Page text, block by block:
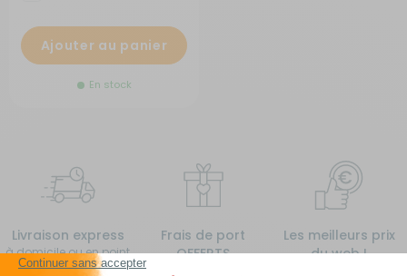
Ajouter au panier
En stock
Livraison express
à domicile ou en point
relais
Frais de port
OFFERTS
Les meilleurs prix
du web !